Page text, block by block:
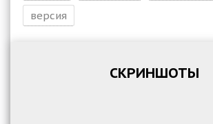
версия
СКРИНШОТЫ